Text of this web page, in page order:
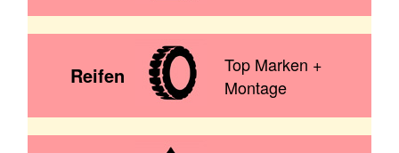
Reifen
Top Marken +
Montage